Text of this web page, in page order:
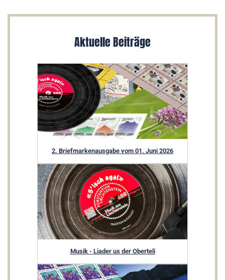
Aktuelle Beiträge
2. Briefmarkenausgabe vom 01. Juni 2026
Musik - Liader us der Oberteli